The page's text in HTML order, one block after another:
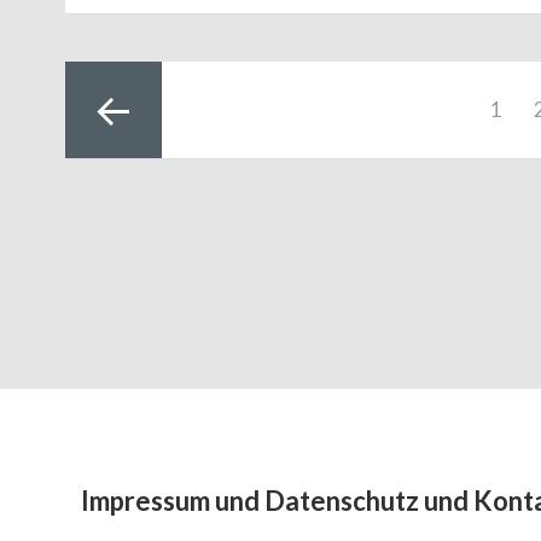
Page
1
Subsidiary
Impressum und Datenschutz und